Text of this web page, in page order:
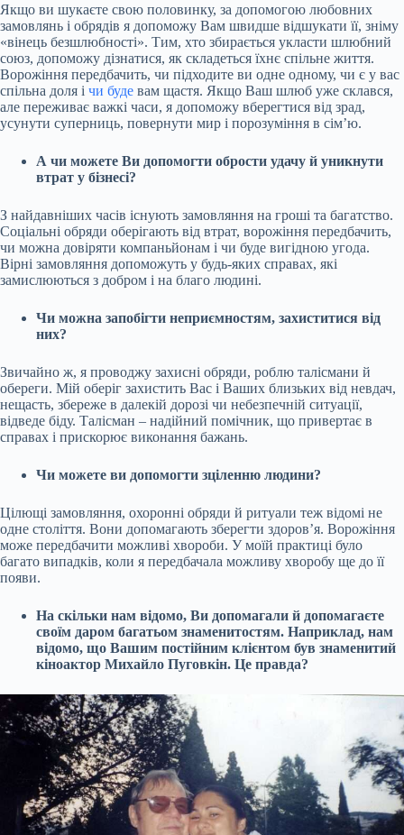
Якщо ви шукаєте свою половинку, за допомогою любовних
замовлянь і обрядів я допоможу Вам швидше відшукати її, зніму
«вінець безшлюбності». Тим, хто збирається укласти шлюбний
союз, допоможу дізнатися, як складеться їхнє спільне життя.
Ворожіння передбачить, чи підходите ви одне одному, чи є у вас
спільна доля і чи буде вам щастя. Якщо Ваш шлюб уже склався,
але переживає важкі часи, я допоможу вберегтися від зрад,
усунути суперниць, повернути мир і порозуміння в сім’ю.
А чи можете Ви допомогти обрости удачу й уникнути
втрат у бізнесі?
З найдавніших часів існують замовляння на гроші та багатство.
Соціальні обряди оберігають від втрат, ворожіння передбачить,
чи можна довіряти компаньйонам і чи буде вигідною угода.
Вірні замовляння допоможуть у будь-яких справах, які
замислюються з добром і на благо людині.
Чи можна запобігти неприємностям, захиститися від
них?
Звичайно ж, я проводжу захисні обряди, роблю талісмани й
обереги. Мій оберіг захистить Вас і Ваших близьких від невдач,
нещасть, збереже в далекій дорозі чи небезпечній ситуації,
відведе біду. Талісман – надійний помічник, що привертає в
справах і прискорює виконання бажань.
Чи можете ви допомогти зціленню людини?
Цілющі замовляння, охоронні обряди й ритуали теж відомі не
одне століття. Вони допомагають зберегти здоров’я. Ворожіння
може передбачити можливі хвороби. У моїй практиці було
багато випадків, коли я передбачала можливу хворобу ще до її
появи.
На скільки нам відомо, Ви допомагали й допомагаєте
своїм даром багатьом знаменитостям. Наприклад, нам
відомо, що Вашим постійним клієнтом був знаменитий
кіноактор Михайло Пуговкін. Це правда?